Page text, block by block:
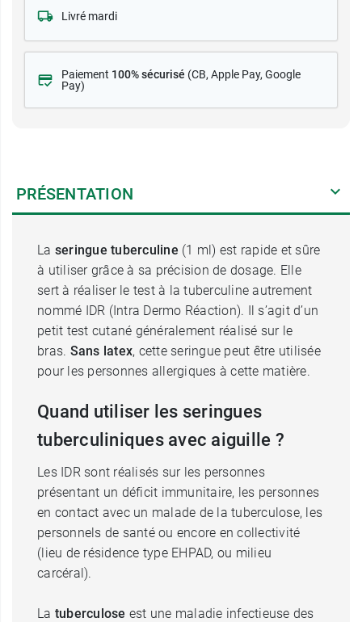
Livré mardi
Paiement 100% sécurisé (CB, Apple Pay, Google
Pay)
PRÉSENTATION
La seringue tuberculine (1 ml) est rapide et sûre
à utiliser grâce à sa précision de dosage. Elle
sert à réaliser le test à la tuberculine autrement
nommé IDR (Intra Dermo Réaction). Il s’agit d’un
petit test cutané généralement réalisé sur le
bras. Sans latex, cette seringue peut être utilisée
pour les personnes allergiques à cette matière.
Quand utiliser les seringues
tuberculiniques avec aiguille ?
Les IDR sont réalisés sur les personnes
présentant un déficit immunitaire, les personnes
en contact avec un malade de la tuberculose, les
personnels de santé ou encore en collectivité
(lieu de résidence type EHPAD, ou milieu
carcéral).
La tuberculose est une maladie infectieuse des